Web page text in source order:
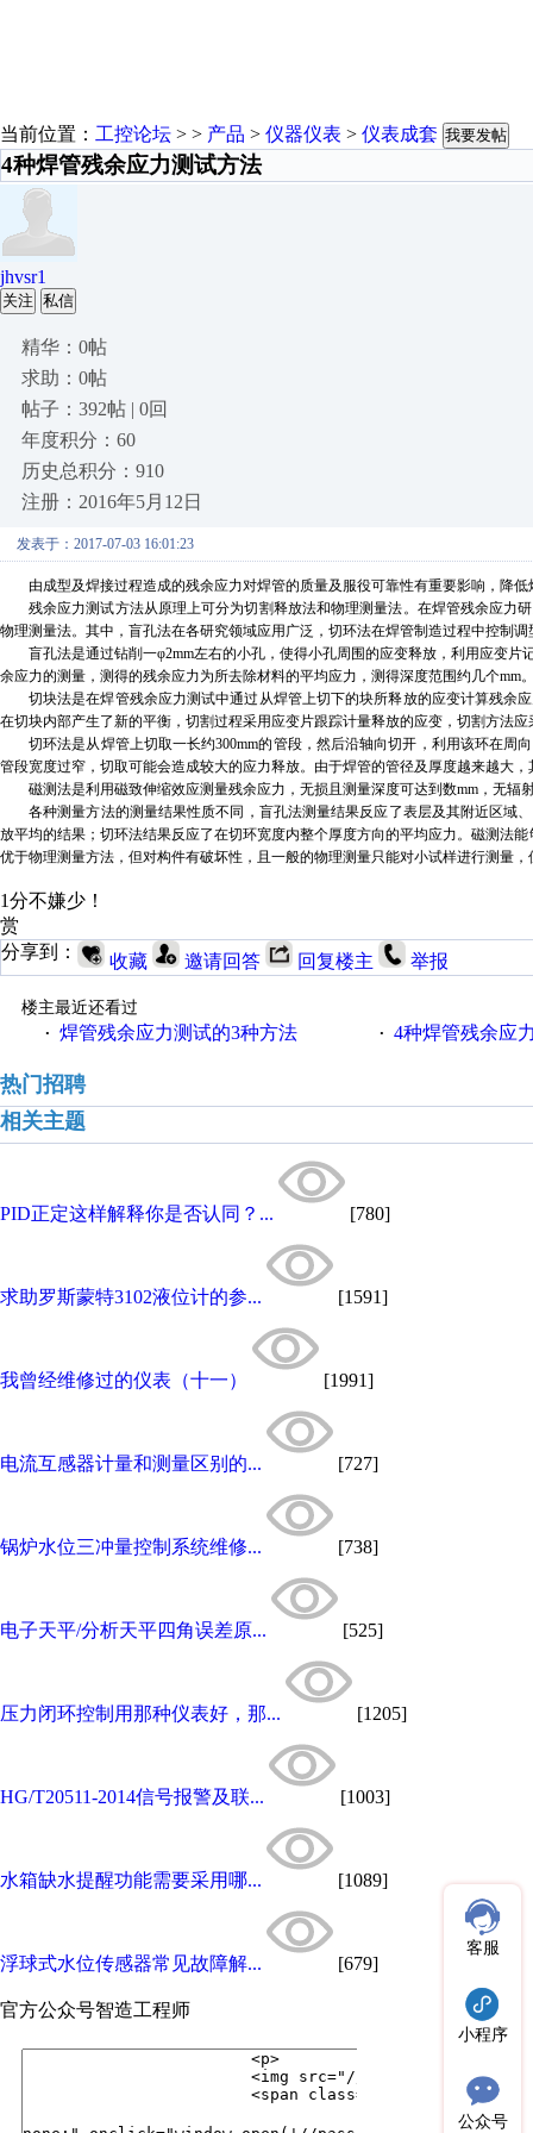
当前位置： 工控论坛 > > 产品 > 仪器仪表 > 仪表成套 我要发帖
4种焊管残余应力测试方法
jhvsr1
关注 私信
精华：0帖
求助：0帖
帖子：392帖 | 0回
年度积分：60
历史总积分：910
注册：2016年5月12日
发表于：2017-07-03 16:01:23
由成型及焊接过程造成的残余应力对焊管的质量及服役可靠性有重要影响，降
残余应力测试方法从原理上可分为切割释放法和物理测量法。在焊管残余应力
物理测量法。 其中， 盲孔法在各研究领域应用广泛，切环法在焊管制造过程中控制调
盲孔法是通过钻削一φ2mm左右的小孔，使得小孔周围的应变释放，利用应变片
余应力的测量，测得的残余应力为所去除材料的平均应力，测得深度范围约几个mm
切块法是在焊管残余应力测试中通过从焊管上切下的块所释放的应变计算残余
在切块内部产生了新的平衡，切割过程采用应变片跟踪计量释放的应变，切割方法
切环法是从焊管上切取一长约300mm的管段，然后沿轴向切开，利用该环在周
管段宽度过窄，切取可能会造成较大的应力释放。由于焊管的管径及厚度越来越大
磁测法是利用磁致伸缩效应测量残余应力，无损且测量深度可达到数mm ，无辐
各种测量方法的测量结果性质不同，盲孔法测量结果反应了表层及其附近区域
放平均的结果；切环法结果反应了在切环宽度内整个厚度方向的平均应力。磁测法能
优于物理测量方法，但对构件有破坏性，且一般的物理测量只能对小试样进行测量
1分不嫌少！
赏
分享到：
收藏 邀请回答 回复楼主 举报
楼主最近还看过
· 焊管残余应力测试的3种方法 · 4种焊管残余应
热门招聘
相关主题
PID正定这样解释你是否认同？... [780]
求助罗斯蒙特3102液位计的参... [1591]
我曾经维修过的仪表（十一） [1991]
电流互感器计量和测量区别的... [727]
锅炉水位三冲量控制系统维修... [738]
电子天平/分析天平四角误差原... [525]
压力闭环控制用那种仪表好，那... [1205]
HG/T20511-2014信号报警及联... [1003]
水箱缺水提醒功能需要采用哪... [1089]
浮球式水位传感器常见故障解... [679]
官方公众号智造工程师
客服
小程序
公众号